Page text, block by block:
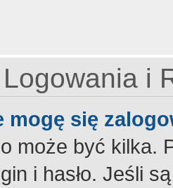
i
mogę się
może być kilka.
i hasło. Jeśli